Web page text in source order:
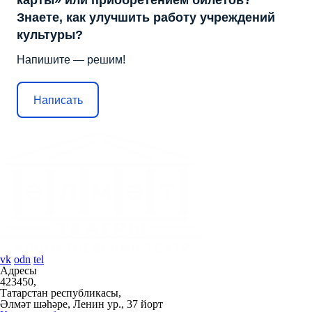
Знаете, как улучшить работу учреждений
культуры?
Напишите — решим!
Написать
vk odn tel
Адресы
423450,
Татарстан республикасы,
Әлмәт шәһәре, Ленин ур., 37 йорт